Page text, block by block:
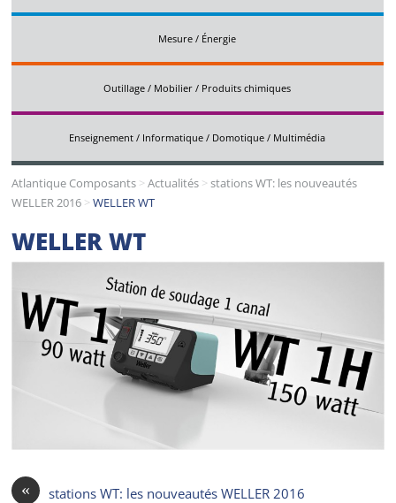
Mesure / Énergie
Outillage / Mobilier / Produits chimiques
Enseignement / Informatique / Domotique / Multimédia
Atlantique Composants >Actualités >stations WT: les nouveautés
WELLER 2016 >WELLER WT
WELLER WT
« stations WT: les nouveautés WELLER 2016